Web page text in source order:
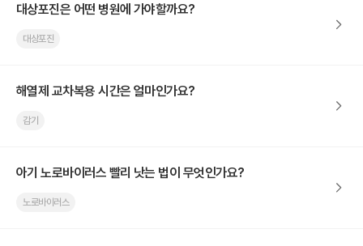
대상포진은 어떤 병원에 가야할까요?
대상포진
해열제 교차복용 시간은 얼마인가요?
감기
아기 노로바이러스 빨리 낫는 법이 무엇인가요?
노로바이러스